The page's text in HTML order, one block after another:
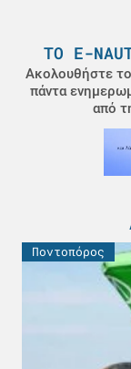
ΤΟ E-
Ακολουθήστε
πάντα
από
Ποντοπόρος